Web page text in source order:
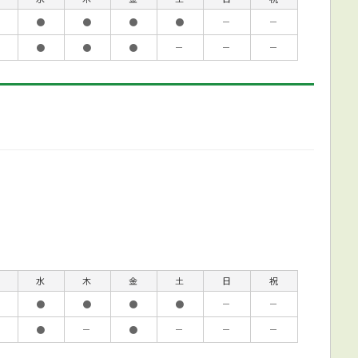
● ● ● ● －
－
● ● ● － － －
水 木 金 土 日
祝
● ● ● ● －
－
● － ● － － －